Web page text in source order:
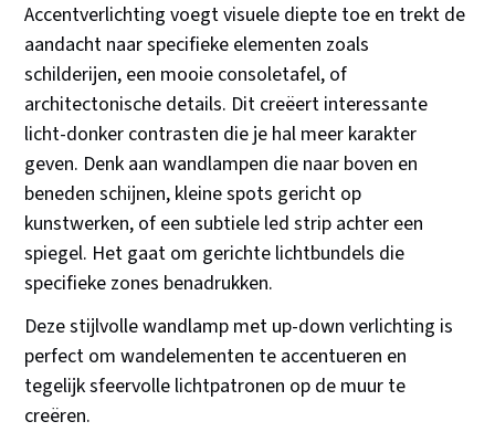
Accentverlichting voegt visuele diepte toe en trekt de
aandacht naar specifieke elementen zoals
schilderijen, een mooie consoletafel, of
architectonische details. Dit creëert interessante
licht-donker contrasten die je hal meer karakter
geven. Denk aan wandlampen die naar boven en
beneden schijnen, kleine spots gericht op
kunstwerken, of een subtiele led strip achter een
spiegel. Het gaat om gerichte lichtbundels die
specifieke zones benadrukken.
Deze stijlvolle wandlamp met up-down verlichting is
perfect om wandelementen te accentueren en
tegelijk sfeervolle lichtpatronen op de muur te
creëren.